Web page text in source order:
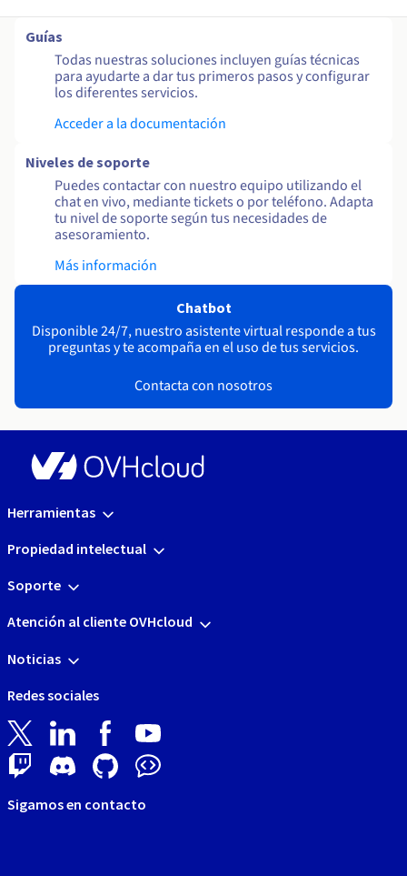
Guías
Todas nuestras soluciones incluyen guías técnicas
para ayudarte a dar tus primeros pasos y configurar
los diferentes servicios.
Acceder a la documentación
Niveles de soporte
Puedes contactar con nuestro equipo utilizando el
chat en vivo, mediante tickets o por teléfono. Adapta
tu nivel de soporte según tus necesidades de
asesoramiento.
Más información
Chatbot
Disponible 24/7, nuestro asistente virtual responde a tus
preguntas y te acompaña en el uso de tus servicios.
Contacta con nosotros
Herramientas
Propiedad intelectual
Soporte
Atención al cliente OVHcloud
Noticias
Redes sociales
Sigamos en contacto